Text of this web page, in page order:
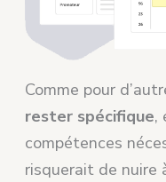
Comme pour
rester spécifique,
compétences
risquerait de nuire